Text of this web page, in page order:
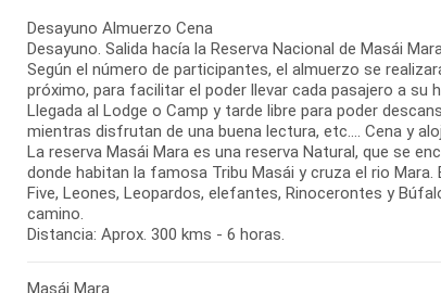
Desayuno Almuerzo Cena
Desayuno. Salida hacía la Reserva Nacional de Masái
Según el número de participantes, el almuerzo se
próximo, para facilitar el poder llevar cada pasajero a su
Llegada al Lodge o Camp y tarde libre para poder
mientras disfrutan de una buena lectura, etc.... Cena y
La reserva Masái Mara es una reserva Natural, que se
donde habitan la famosa Tribu Masái y cruza el rio
Five, Leones, Leopardos, elefantes, Rinocerontes y
camino.
Distancia: Aprox. 300 kms - 6 horas.
Masái Mara